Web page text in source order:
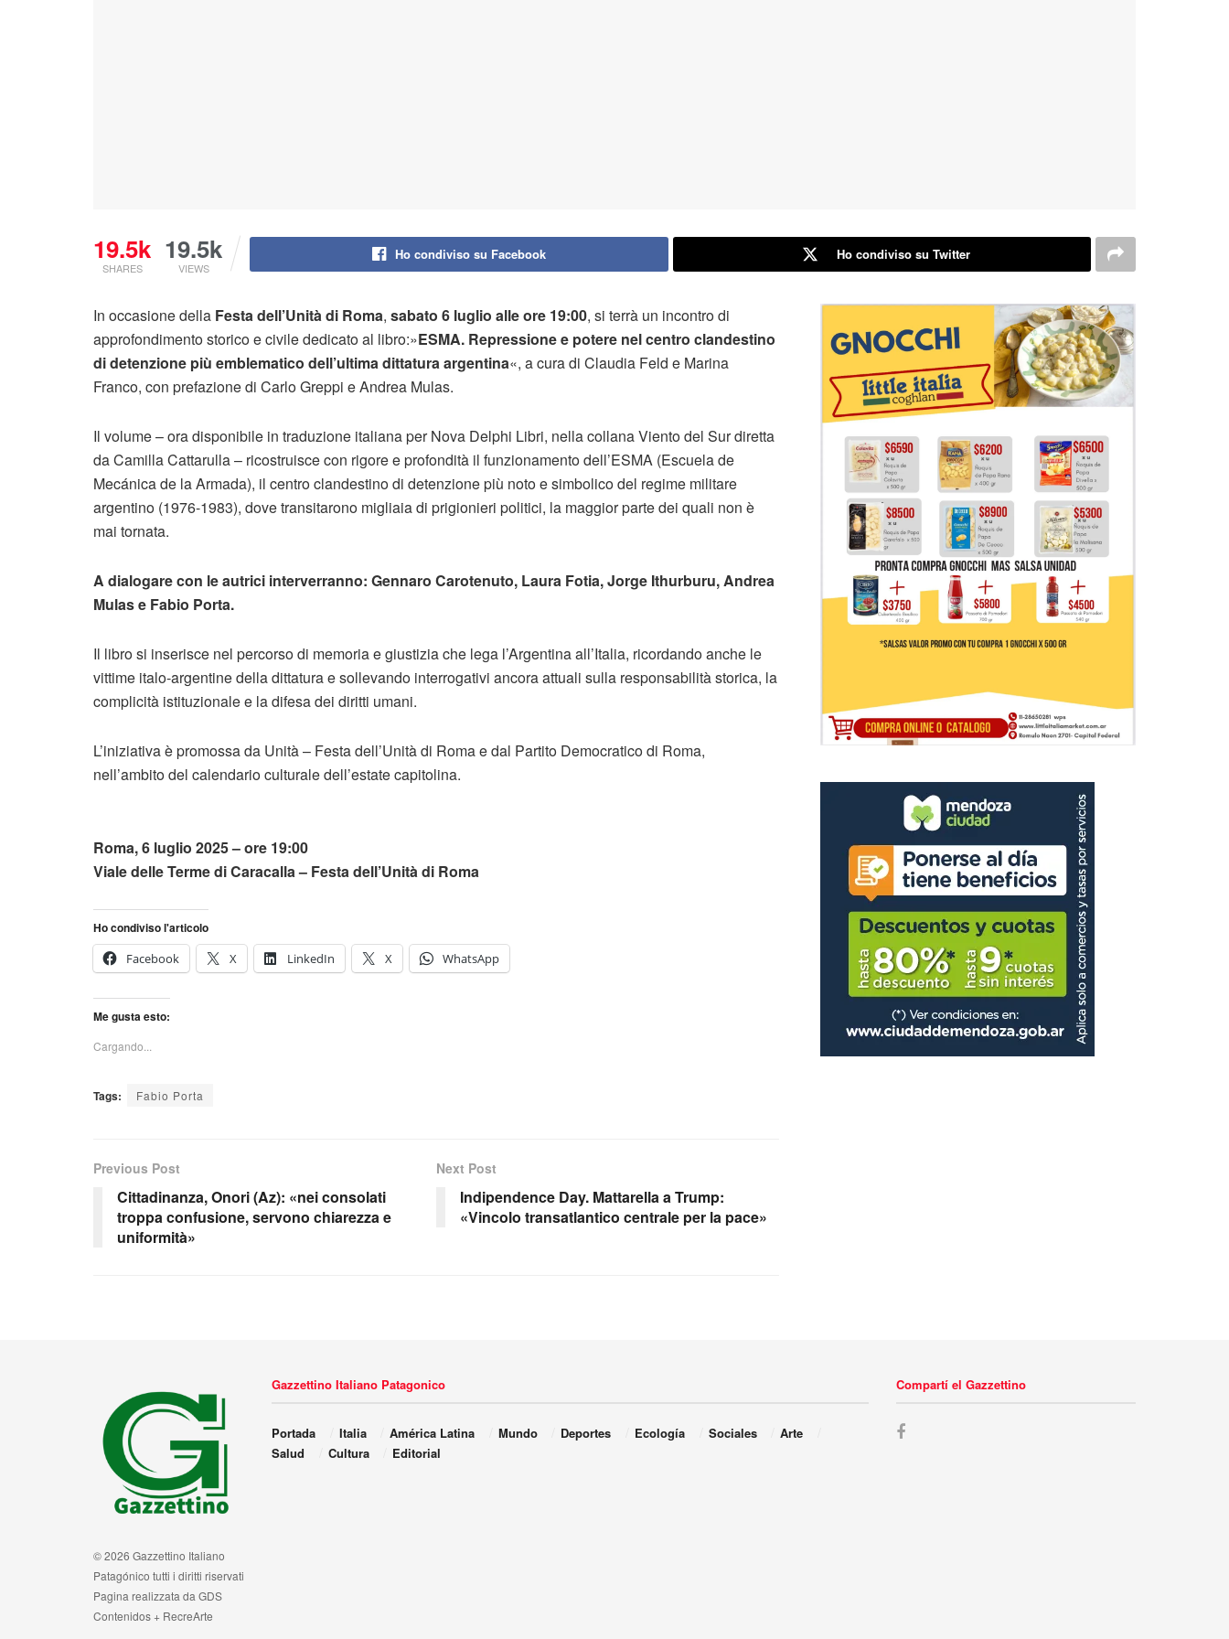
19.5k
SHARES
19.5k
VIEWS
Ho condiviso su Facebook Ho condiviso su Twitter
In occasione della Festa dell’Unità di Roma, sabato 6 luglio alle ore 19:00, si terrà un incontro di
approfondimento storico e civile dedicato al libro:»ESMA. Repressione e potere nel centro clandestino
di detenzione più emblematico dell’ultima dittatura argentina«, a cura di Claudia Feld e Marina
Franco, con prefazione di Carlo Greppi e Andrea Mulas.
Il volume – ora disponibile in traduzione italiana per Nova Delphi Libri, nella collana Viento del Sur diretta
da Camilla Cattarulla – ricostruisce con rigore e profondità il funzionamento dell’ESMA (Escuela de
Mecánica de la Armada), il centro clandestino di detenzione più noto e simbolico del regime militare
argentino (1976-1983), dove transitarono migliaia di prigionieri politici, la maggior parte dei quali non è
mai tornata.
A dialogare con le autrici interverranno: Gennaro Carotenuto, Laura Fotia, Jorge Ithurburu, Andrea
Mulas e Fabio Porta.
Il libro si inserisce nel percorso di memoria e giustizia che lega l’Argentina all’Italia, ricordando anche le
vittime italo-argentine della dittatura e sollevando interrogativi ancora attuali sulla responsabilità storica, la
complicità istituzionale e la difesa dei diritti umani.
L’iniziativa è promossa da Unità – Festa dell’Unità di Roma e dal Partito Democratico di Roma,
nell’ambito del calendario culturale dell’estate capitolina.
Roma, 6 luglio 2025 – ore 19:00
Viale delle Terme di Caracalla – Festa dell’Unità di Roma
Ho condiviso l'articolo
Facebook
X LinkedIn X WhatsApp
Me gusta esto:
Cargando...
Tags: Fabio Porta
Previous Post
Cittadinanza, Onori (Az): «nei consolati
troppa confusione, servono chiarezza e
uniformità»
Next Post
Indipendence Day. Mattarella a Trump:
«Vincolo transatlantico centrale per la pace»
© 2026 Gazzettino Italiano
Patagónico tutti i diritti riservati
Pagina realizzata da GDS
Contenidos + RecreArte
Gazzettino Italiano Patagonico
Portada Italia América Latina Mundo Deportes Ecología Sociales
Arte
Salud
Cultura Editorial
Compartí el Gazzettino